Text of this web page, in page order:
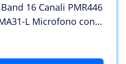
16 Canali PMR446
L Microfono con